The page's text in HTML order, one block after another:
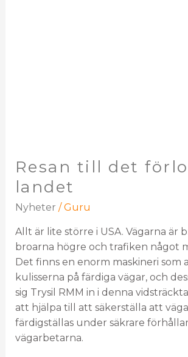
Resan till det
landet
Nyheter /Guru
Allt är lite större i USA. Vägarna är
broarna högre och trafiken något
Det finns en enorm maskineri som
kulisserna på färdiga vägar, och
sig Trysil RMM in i denna
att hjälpa till att säkerställa att
färdigställas under säkrare
vägarbetarna.